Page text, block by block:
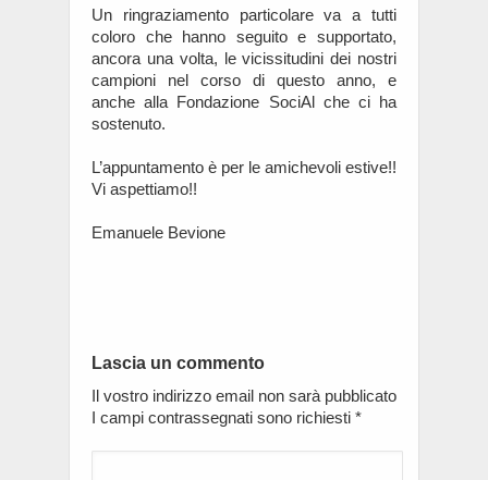
Un ringraziamento particolare va a tutti
coloro che hanno seguito e supportato,
ancora una volta, le vicissitudini dei nostri
campioni nel corso di questo anno, e
anche alla Fondazione SociAl che ci ha
sostenuto.
L’appuntamento è per le amichevoli estive!!
Vi aspettiamo!!
Emanuele Bevione
Lascia un commento
Il vostro indirizzo email non sarà pubblicato
I campi contrassegnati sono richiesti *